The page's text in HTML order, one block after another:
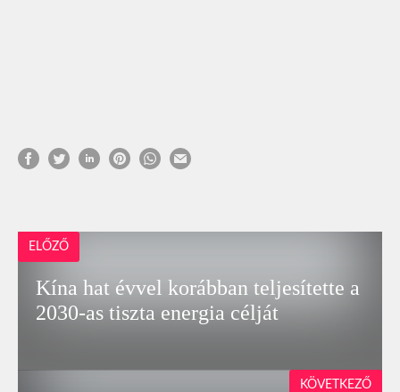
ELŐZŐ
Kína hat évvel korábban teljesítette a
2030-as tiszta energia célját
KÖVETKEZŐ